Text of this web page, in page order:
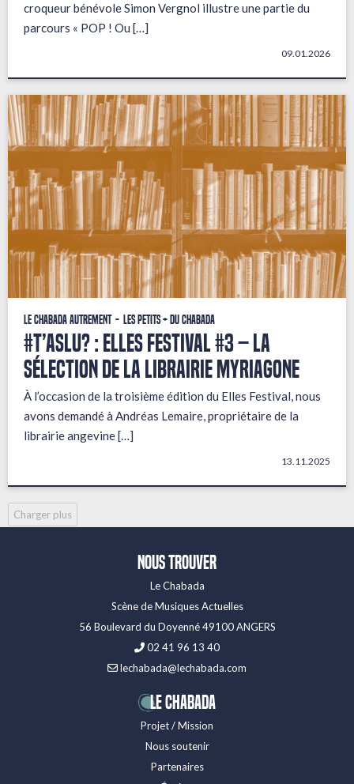
croqueur bénévole Simon Vergnol illustre une partie du
parcours « POP ! Ou […]
09.01.2026
Le Chabada autrement Les petits + du Chabada
#T’AsLu? : ELLES FESTIVAL #3 – La
sélection de la librairie Myriagone
À l’occasion de la troisième édition du Elles Festival, nous
avons demandé à Andréas Lemaire, propriétaire de la
librairie angevine […]
13.11.2025
Charger plus
Nous trouver
Le Chabada
Scène de Musiques Actuelles
56 Boulevard du Doyenné 49100 ANGERS
02 41 96 13 40
lechabada@lechabada.com
LE CHABADA
Projet / Mission
Nous soutenir
Partenaires